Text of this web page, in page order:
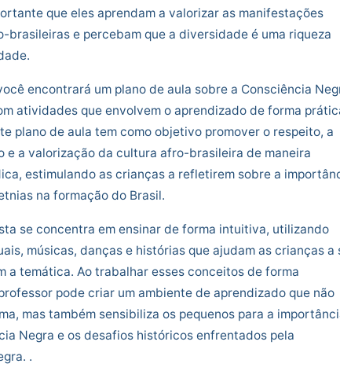
que eles aprendam a valorizar as manifestações
brasileiras e percebam que a diversidade é uma riqueza
encontrará um plano de aula sobre a Consciência
atividades que envolvem o aprendizado de forma
plano de aula tem como objetivo promover o respeito, a
e a valorização da cultura afro-brasileira de maneira
estimulando as crianças a refletirem sobre a
na formação do Brasil.
se concentra em ensinar de forma intuitiva, utilizando
músicas, danças e histórias que ajudam as crianças a
a temática. Ao trabalhar esses conceitos de forma
pode criar um ambiente de aprendizado que não
mas também sensibiliza os pequenos para a
Negra e os desafios históricos enfrentados pela
.